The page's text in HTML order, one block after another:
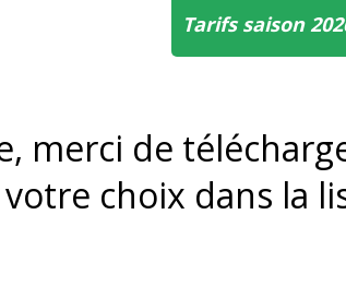
Tarifs saison
merci de
votre choix dans la